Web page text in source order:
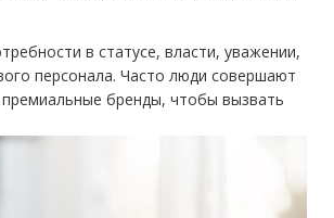
в статусе, власти, уважении,
персонала. Часто люди совершают
премиальные бренды, чтобы вызвать